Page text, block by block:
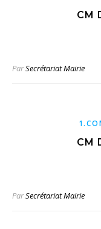
CM
ParSecrétariat Mairie
CM
ParSecrétariat Mairie